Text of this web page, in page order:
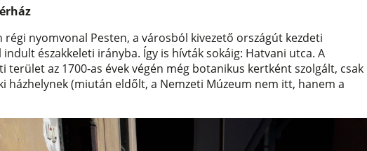
nyomvonal Pesten, a városból kivezető országút kezdeti
északkeleti irányba. Így is hívták sokáig: Hatvani utca. A
az 1700-as évek végén még botanikus kertként szolgált, csak
házhelynek (miután eldőlt, a Nemzeti Múzeum nem itt, hanem a